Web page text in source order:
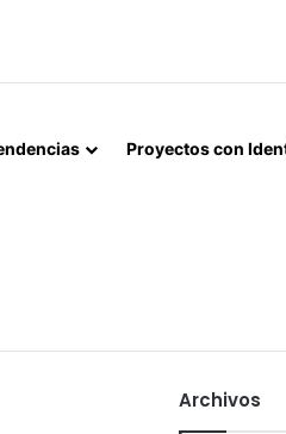
UNIDOS EL FIN DEL
Proyectos con
Archivos